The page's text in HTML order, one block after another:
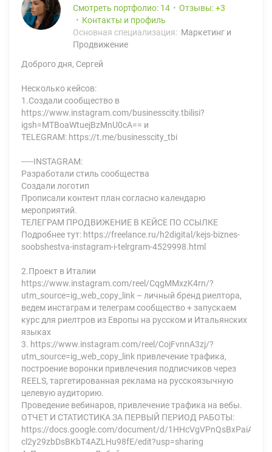
Смотреть портфолио: 14 Отзывы:
3
Контакты и профиль
Основная специализация: Маркетинг и
Продвижение
Доброго дня, Сергей
Несколько кейсов:
1.Создали сообщество в
https://www.instagram.com/businesscity.tbilisi?
igsh=MTBoaWtuejBzMnU0cA== и
TELEGRAM: https://t.me/businesscity_tbi
-----INSTAGRAM:
Разработали стиль сообщества
Создали логотип
Прописали контент план согласно календарю
мероприятий.
ТЕЛЕГРАМ ПРОДВИЖЕНИЕ В КЕЙСЕ ПО ССЫЛКЕ
Подробнее тут: https://freelance.ru/h2digital/kejs-biznes-
soobshestva-instagram-i-telrgram-4529998.html
2.Проект в Италии
https://www.instagram.com/reel/CqgMMxzK4rn/?
utm_source=ig_web_copy_link – личный бренд риелтора,
ведем инстаграм и телеграм сообщество + запускаем
курс для риелтров из Европы на русском и Итальянских
языках
3. https://www.instagram.com/reel/CojFvnnA3zj/?
utm_source=ig_web_copy_link привлечение трафика,
построение воронки привлечения подписчиков через
REELS, таргетированная реклама на русскоязычную
целевую аудиторию.
Проведение вебинаров, привлечение трафика на вебы.
ОТЧЕТ И СТАТИСТИКА ЗА ПЕРВЫЙ ПЕРИОД РАБОТЫ:
https://docs.google.com/document/d/1HHcVgVPnQsBxPaiA0Y-
cl2y29zbDsBKbT4AZLHu98fE/edit?usp=sharing